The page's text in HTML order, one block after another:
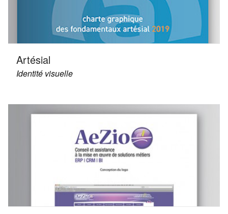
Artésial
Identité visuelle